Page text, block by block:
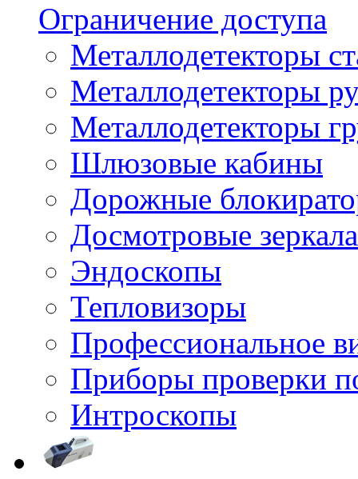
Ограничение доступа
Металлодетекторы
Металлодетекторы
Металлодетекторы
Шлюзовые кабины
Дорожные
Досмотровые зеркала
Эндоскопы
Тепловизоры
Профессиональное
Приборы проверки
Интроскопы